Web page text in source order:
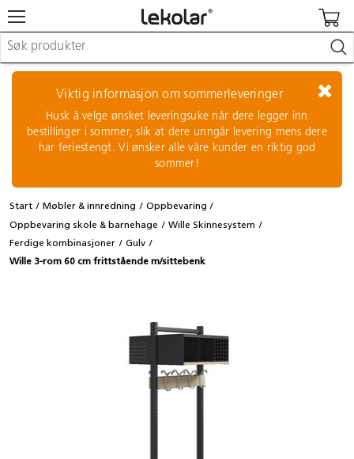
Lekeplassutstyr & utemiljø
Kunst & håndverk
Leker & sykler
Pedagogisk materiell
Barnevogner & småbarnsutstyr
Logge inn / registrere meg
Kontakt oss
Viktig informasjon om sommerleveringer
Husk å velge ønsket leveringsuke når dere legger inn
bestillinger i sommer, slik at dere unngår levering mens dere
har feriestengt. Vi ønsker alle våre kunder en riktig god
sommer!
Start Møbler & innredning
Oppbevaring
Oppbevaring skole & barnehage
Wille Skinnesystem
Ferdige kombinasjoner
Gulv
Wille 3-rom 60 cm frittstående m/sittebenk